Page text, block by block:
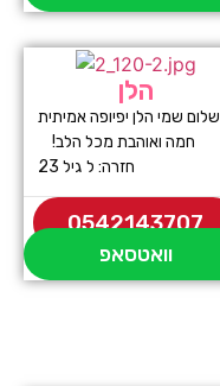
הלן
שלום שמי הלן יפיופה אמיתית
חמה ואוהבת מכל הלב!
חזרה: ל גיל 23
0542143707
וואטסאפ